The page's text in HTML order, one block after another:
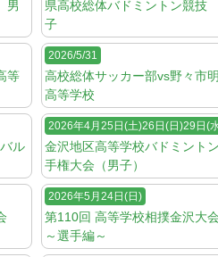
男
県高校総体バドミントン競技
子
等
2026/5/31
高校総体サッカー部vs野々市
高等学校
ル
2026年4月25日(土)26日(日)29日(
金沢地区高等学校バドミント
手権大会（男子）
2026年5月24日(日)
第110回 高等学校相撲金沢
～選手編～